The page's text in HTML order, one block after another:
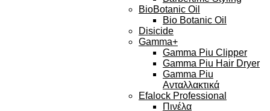
BioBotanic Oil
Bio Botanic Oil
Disicide
Gamma+
Gamma Piu Clipper
Gamma Piu Hair Dryer
Gamma Piu
Ανταλλακτικά
Efalock Professional
Πινέλα